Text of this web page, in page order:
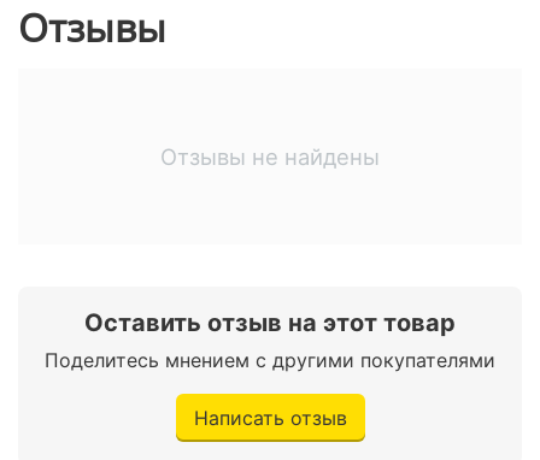
Отзывы
Отзывы не найдены
Оставить отзыв на этот товар
Поделитесь мнением с другими покупателями
Написать отзыв